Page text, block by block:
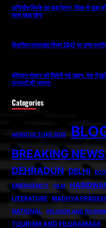
अभिजीत दिपके का बड़ा ऐलान, शिक्षा से जुड़ा
साथ खड़ा रहेगा
विकसित उत्तराखंड विजन 2047 पर उच्च
एविएशन सेक्टर को मिलेगी नई उड़ान, देश में
पायलटों की जरूरत
Categories
AGRICULTURE BOX
BREAKING NEWS
DEHRADUN DELHI
EMERGENCY FILM
LITERATURE MADHYA
NATIONAL RELIGION AND
TOURISM AND PILGRAMAGE